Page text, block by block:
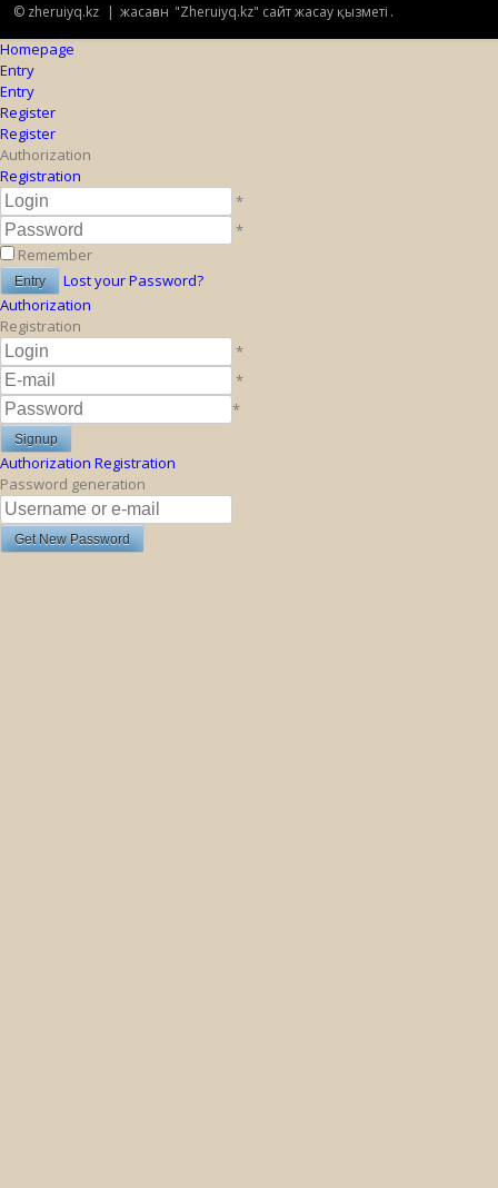
© zheruiyq.kz | жасаған "Zheruiyq.kz" сайт жасау қызметі .
Homepage
Entry
Entry
Register
Register
Authorization
Registration
*
*
Remember
Lost your Password?
Authorization
Registration
*
*
*
Authorization Registration
Password generation